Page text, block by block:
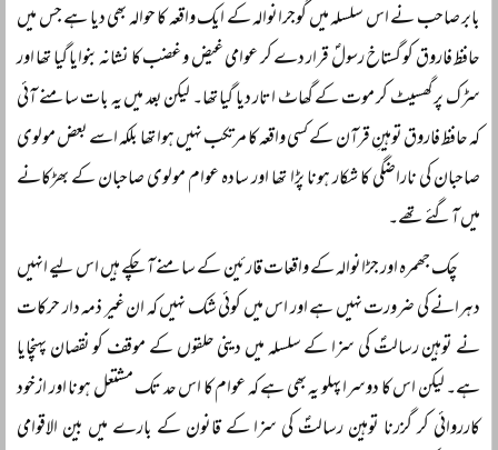
بابر صاحب نے اس سلسلہ میں گوجرانوالہ کے ایک واقعہ کا حوالہ بھی دیا ہے جس میں
حافظ فاروق کو گستاخ رسولؐ قرار دے کر عوامی غیض و غضب کا نشانہ بنوایا گیا تھا اور
سڑک پر گھسیٹ کر موت کے گھاٹ اتار دیا گیا تھا۔ لیکن بعد میں یہ بات سامنے آئی
کہ حافظ فاروق توہینِ قرآن کے کسی واقعہ کا مرتکب نہیں ہوا تھا بلکہ اسے بعض مولوی
صاحبان کی ناراضگی کا شکار ہونا پڑا تھا اور سادہ عوام مولوی صاحبان کے بھڑکانے
میں آگئے تھے۔
چک جھمرہ اور جڑانوالہ کے واقعات قارئین کے سامنے آ چکے ہیں اس لیے انہیں
دہرانے کی ضرورت نہیں ہے اور اس میں کوئی شک نہیں کہ ان غیر ذمہ دار حرکات
نے توہین رسالتؐ کی سزا کے سلسلہ میں دینی حلقوں کے موقف کو نقصان پہنچایا
ہے۔ لیکن اس کا دوسرا پہلو یہ بھی ہے کہ عوام کا اس حد تک مشتعل ہونا اور ازخود
کارروائی کر گزرنا توہین رسالتؐ کی سزا کے قانون کے بارے میں بین الاقوامی